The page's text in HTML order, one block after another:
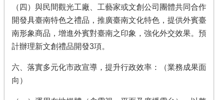
（四）與民間觀光工廠、工藝家或文創公司團體共同合作
開發具臺南特色之禮品，推廣臺南文化特色，提供外賓臺
南形象商品，增進外賓對臺南之印象，強化外交效果。預
計辦理新文創禮品開發3項。
六、落實多元化市政宣導，提升行政效率：（業務成果面
向）